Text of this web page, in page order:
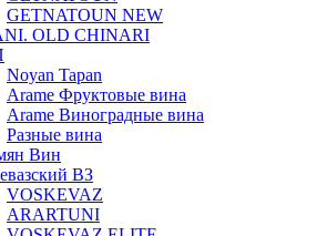
GETNATOUN NEW
OLD CHINARI
Noyan Tapan
Arame Фруктовые вина
Arame Виноградные вина
Разные вина
Вин
ВЗ
VOSKEVAZ
ARARTUNI